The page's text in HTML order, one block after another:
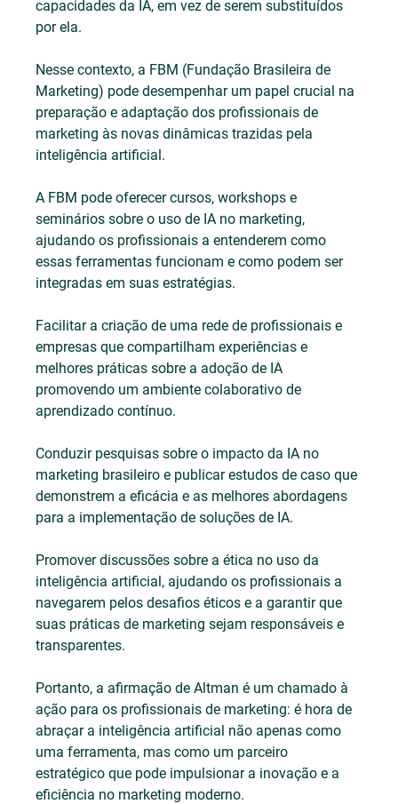
capacidades da IA, em vez de serem substituídos
por ela.
Nesse contexto, a FBM (Fundação Brasileira de
Marketing) pode desempenhar um papel crucial na
preparação e adaptação dos profissionais de
marketing às novas dinâmicas trazidas pela
inteligência artificial.
A FBM pode oferecer cursos, workshops e
seminários sobre o uso de IA no marketing,
ajudando os profissionais a entenderem como
essas ferramentas funcionam e como podem ser
integradas em suas estratégias.
Facilitar a criação de uma rede de profissionais e
empresas que compartilham experiências e
melhores práticas sobre a adoção de IA
promovendo um ambiente colaborativo de
aprendizado contínuo.
Conduzir pesquisas sobre o impacto da IA no
marketing brasileiro e publicar estudos de caso que
demonstrem a eficácia e as melhores abordagens
para a implementação de soluções de IA.
Promover discussões sobre a ética no uso da
inteligência artificial, ajudando os profissionais a
navegarem pelos desafios éticos e a garantir que
suas práticas de marketing sejam responsáveis e
transparentes.
Portanto, a afirmação de Altman é um chamado à
ação para os profissionais de marketing: é hora de
abraçar a inteligência artificial não apenas como
uma ferramenta, mas como um parceiro
estratégico que pode impulsionar a inovação e a
eficiência no marketing moderno.